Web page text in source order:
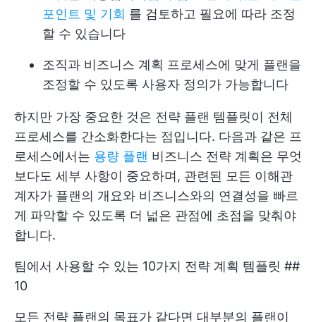
포인트 및 기회 를 검토하고 필요에 따라 조정
할 수 있습니다
조직과 비즈니스 계획 프로세스에 맞게 플랜을
조정할 수 있도록 사용자 정의가 가능합니다
하지만 가장 중요한 것은 전략 플랜 템플릿이 전체
프로세스를 간소화한다는 점입니다. 다음과 같은 프
로세스에서는 용량 플랜 비즈니스 전략 계획은 무엇
보다도 세부 사항이 중요하며, 관련된 모든 이해관
계자가 플랜의 개요와 비즈니스와의 연결성을 빠르
게 파악할 수 있도록 더 넓은 관점에 초점을 맞춰야
합니다.
팀에서 사용할 수 있는 10가지 전략 계획 템플릿 ##
10
모든 전략 플랜의 목표가 같다면 대부분의 플랜이